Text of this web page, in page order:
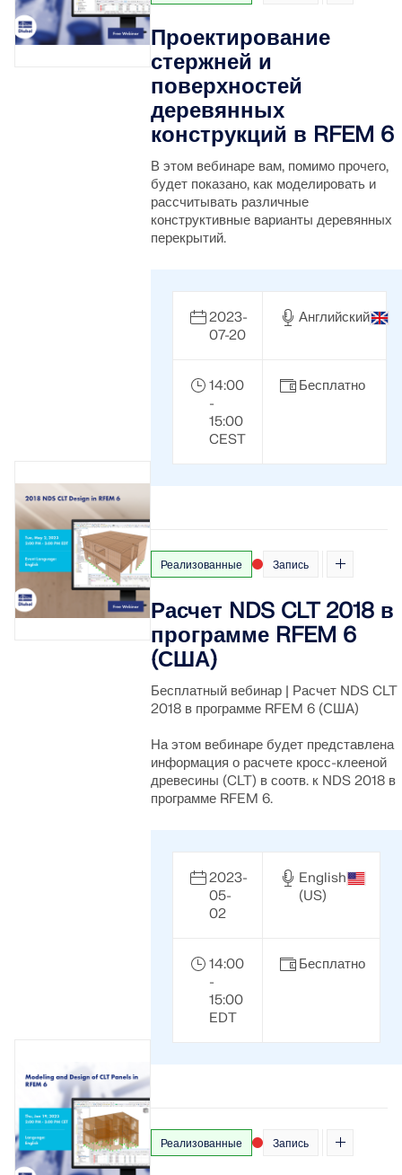
Проектирование
стержней и
поверхностей
деревянных
конструкций в RFEM 6
В этом вебинаре вам, помимо прочего,
будет показано, как моделировать и
рассчитывать различные
конструктивные варианты деревянных
перекрытий.
2023-
07-20
Английский
14:00
-
15:00
CEST
Бесплатно
Реализованные Запись
Расчет NDS CLT 2018 в
программе RFEM 6
(США)
Бесплатный вебинар | Расчет NDS CLT
2018 в программе RFEM 6 (США)
На этом вебинаре будет представлена
информация о расчете кросс-клееной
древесины (CLT) в соотв. к NDS 2018 в
программе RFEM 6.
2023-
05-
02
English
(US)
14:00
-
15:00
EDT
Бесплатно
Реализованные Запись